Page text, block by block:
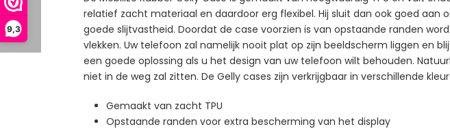
9,3
relatief zacht materiaal en daardoor erg flexibel. Hij sluit dan ook goed
goede slijtvastheid. Doordat de case voorzien is van opstaande randen
vlekken. Uw telefoon zal namelijk nooit plat op zijn beeldscherm liggen en
een goede oplossing als u het design van uw telefoon wilt behouden.
niet in de weg zal zitten. De Gelly cases zijn verkrijgbaar in verschillende
Gemaakt van zacht TPU
Opstaande randen voor extra bescherming van het display